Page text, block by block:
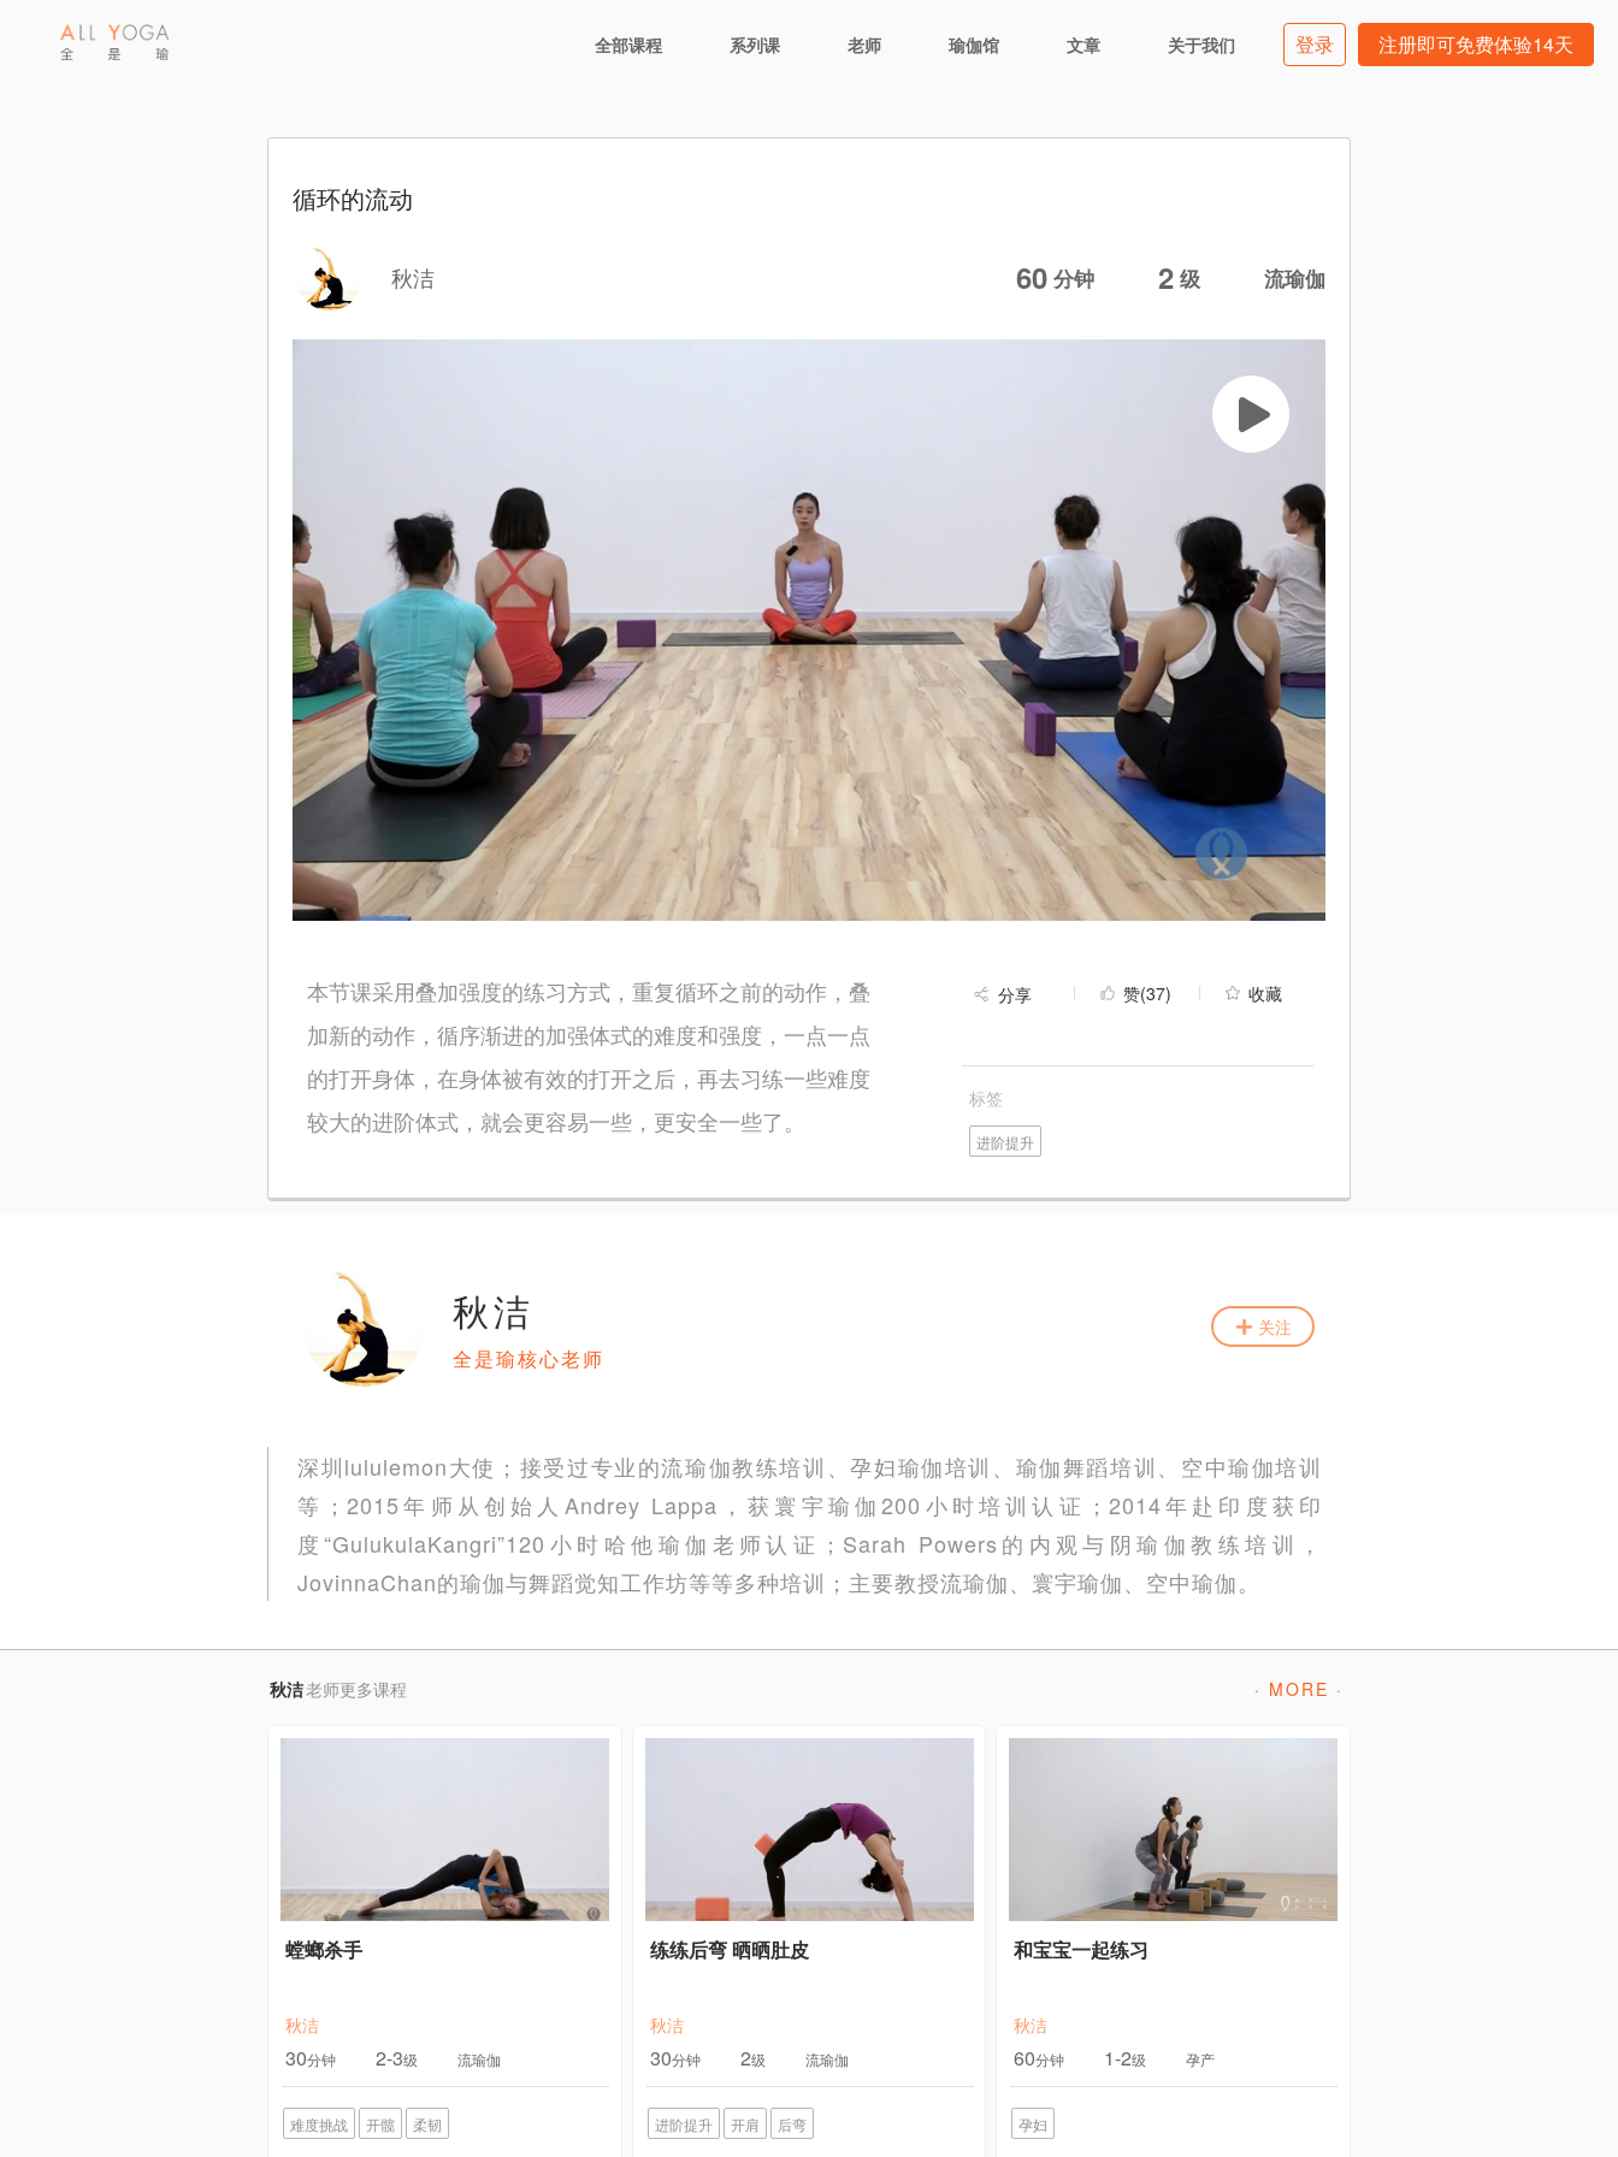
全部课程 系列课 老师 瑜伽馆 文章 关于我们 登录 注册即可免费体验14天
循环的流动
秋洁 60 分钟 2 级 流瑜伽
本节课采用叠加强度的练习方式，重复循环之前的动作，叠
加新的动作，循序渐进的加强体式的难度和强度，一点一点
的打开身体，在身体被有效的打开之后，再去习练一些难度
较大的进阶体式，就会更容易一些，更安全一些了。
分享 赞(37) 收藏
标签
进阶提升
秋洁
全是瑜核心老师
关注
深圳lululemon大使；接受过专业的流瑜伽教练培训、孕妇瑜伽培训、瑜伽舞蹈培训、空中瑜伽培训
等；2015年师从创始人Andrey Lappa，获寰宇瑜伽200小时培训认证；2014年赴印度获印
度“GulukulaKangri”120小时哈他瑜伽老师认证；Sarah Powers的内观与阴瑜伽教练培训，
JovinnaChan的瑜伽与舞蹈觉知工作坊等等多种培训；主要教授流瑜伽、寰宇瑜伽、空中瑜伽。
秋洁老师更多课程 · MORE ·
螳螂杀手
秋洁
30分钟 2-3级 流瑜伽
难度挑战 开髋 柔韧
练练后弯 晒晒肚皮
秋洁
30分钟 2级 流瑜伽
进阶提升 开肩 后弯
和宝宝一起练习
秋洁
60分钟 1-2级 孕产
孕妇